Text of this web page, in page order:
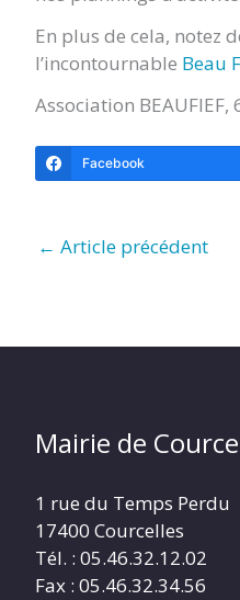
En plus de cela, notez
l’incontournable Beau
Association BEAUFIEF,
Facebook
← Article précédent
Mairie de
1 rue du Temps Perdu
17400 Courcelles
Tél. : 05.46.32.12.02
Fax : 05.46.32.34.56